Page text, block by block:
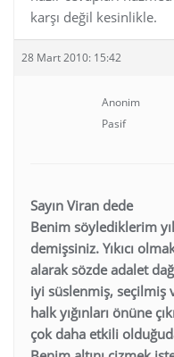
karşı değil kesinlikle.
28 Mart 2010: 15:42
Anonim
Pasif
Sayın Viran dede
Benim söylediklerim
demişsiniz. Yıkıcı
alarak sözde adalet
iyi süslenmiş, seçilmiş
halk yığınları önüne
çok daha etkili